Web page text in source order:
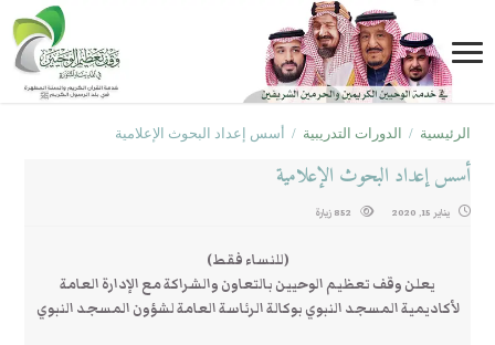
الرئيسية / الدورات التدريبية / أسس إعداد البحوث الإعلامية
أسس إعداد البحوث الإعلامية
يناير 15, 2020 852 زيارة
(للنساء فقط)
يعلن وقف تعظيم الوحيين بالتعاون والشراكة مع الإدارة العامة
لأكاديمية المسجد النبوي بوكالة الرئاسة العامة لشؤون المسجد النبوي